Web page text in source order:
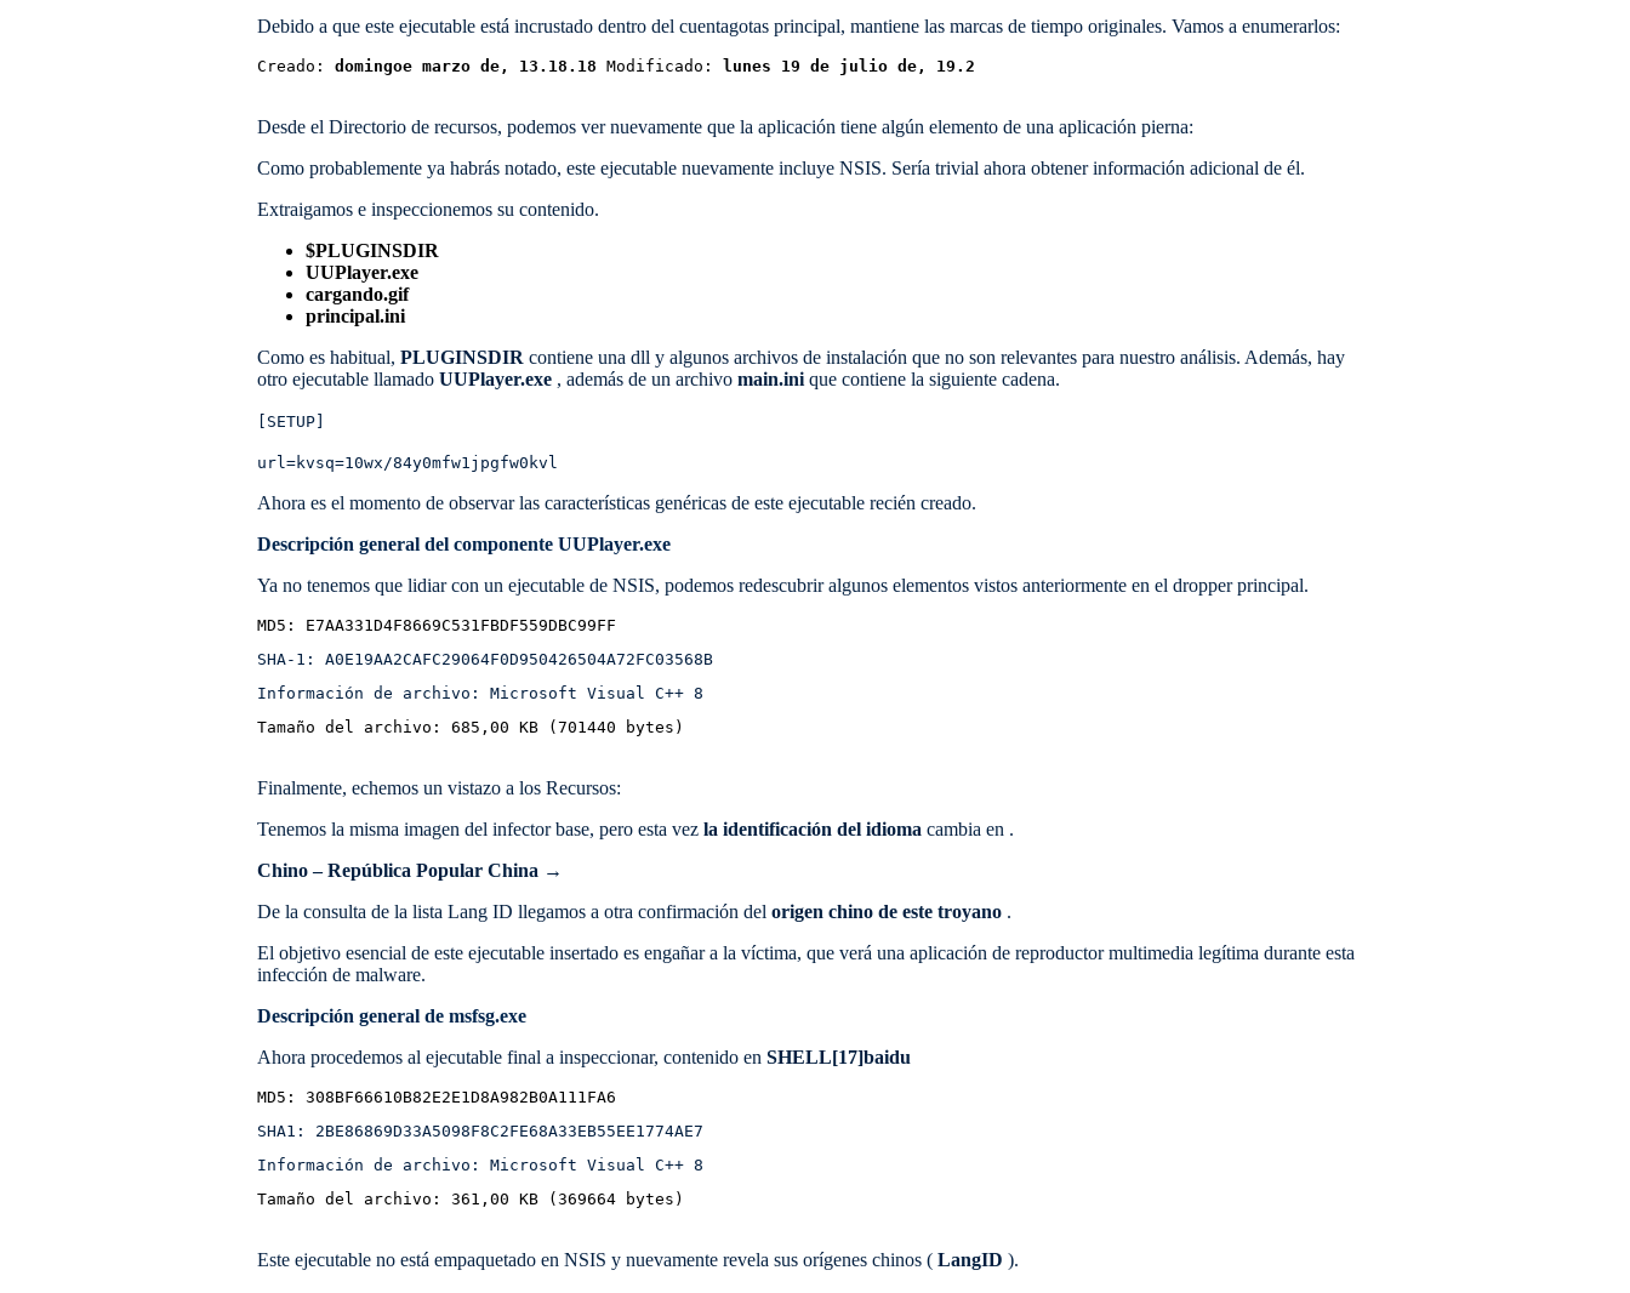
Debido a que este ejecutable está incrustado dentro del cuentagotas principal, mantiene las marcas de tiempo originales. Vamos a enumerarlos:
Creado: domingoe marzo de, 13.18.18 Modificado: lunes 19 de julio de, 19.2
Desde el Directorio de recursos, podemos ver nuevamente que la aplicación tiene algún elemento de una aplicación pierna:
Como probablemente ya habrás notado, este ejecutable nuevamente incluye NSIS. Sería trivial ahora obtener información adicional de él.
Extraigamos e inspeccionemos su contenido.
$PLUGINSDIR
UUPlayer.exe
cargando.gif
principal.ini
Como es habitual, PLUGINSDIR contiene una dll y algunos archivos de instalación que no son relevantes para nuestro análisis. Además, hay
otro ejecutable llamado UUPlayer.exe , además de un archivo main.ini que contiene la siguiente cadena.
[SETUP]
url=kvsq=10wx/84y0mfw1jpgfw0kvl
Ahora es el momento de observar las características genéricas de este ejecutable recién creado.
Descripción general del componente UUPlayer.exe
Ya no tenemos que lidiar con un ejecutable de NSIS, podemos redescubrir algunos elementos vistos anteriormente en el dropper principal.
MD5: E7AA331D4F8669C531FBDF559DBC99FF
SHA-1: A0E19AA2CAFC29064F0D950426504A72FC03568B
Información de archivo: Microsoft Visual C++ 8
Tamaño del archivo: 685,00 KB (701440 bytes)
Finalmente, echemos un vistazo a los Recursos:
Tenemos la misma imagen del infector base, pero esta vez la identificación del idioma cambia en .
Chino – República Popular China →
De la consulta de la lista Lang ID llegamos a otra confirmación del origen chino de este troyano .
El objetivo esencial de este ejecutable insertado es engañar a la víctima, que verá una aplicación de reproductor multimedia legítima durante esta
infección de malware.
Descripción general de msfsg.exe
Ahora procedemos al ejecutable final a inspeccionar, contenido en SHELL[17]baidu
MD5: 308BF66610B82E2E1D8A982B0A111FA6
SHA1: 2BE86869D33A5098F8C2FE68A33EB55EE1774AE7
Información de archivo: Microsoft Visual C++ 8
Tamaño del archivo: 361,00 KB (369664 bytes)
Este ejecutable no está empaquetado en NSIS y nuevamente revela sus orígenes chinos ( LangID ).